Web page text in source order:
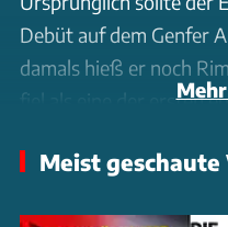
Debüt auf dem Genfer
damals hieß er noch
fiel als eine der ersten
aus. Stattdessen wurde
Meist geschaute